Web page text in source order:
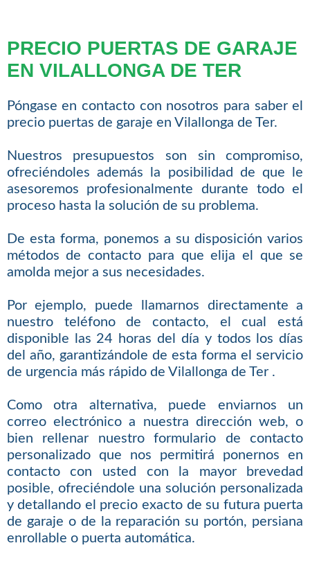
PRECIO PUERTAS DE GARAJE
EN VILALLONGA DE TER
Póngase en contacto con nosotros para saber el
precio puertas de garaje en Vilallonga de Ter.
Nuestros presupuestos son sin compromiso,
ofreciéndoles además la posibilidad de que le
asesoremos profesionalmente durante todo el
proceso hasta la solución de su problema.
De esta forma, ponemos a su disposición varios
métodos de contacto para que elija el que se
amolda mejor a sus necesidades.
Por ejemplo, puede llamarnos directamente a
nuestro teléfono de contacto, el cual está
disponible las 24 horas del día y todos los días
del año, garantizándole de esta forma el servicio
de urgencia más rápido de Vilallonga de Ter .
Como otra alternativa, puede enviarnos un
correo electrónico a nuestra dirección web, o
bien rellenar nuestro formulario de contacto
personalizado que nos permitirá ponernos en
contacto con usted con la mayor brevedad
posible, ofreciéndole una solución personalizada
y detallando el precio exacto de su futura puerta
de garaje o de la reparación su portón, persiana
enrollable o puerta automática.